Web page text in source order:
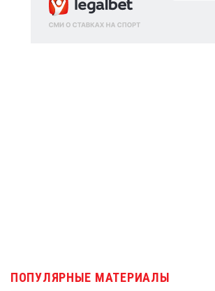
ПОПУЛЯРНЫЕ МАТЕРИАЛЫ